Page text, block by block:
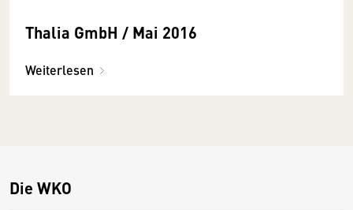
Thalia GmbH / Mai 2016
Weiterlesen
Die WKO